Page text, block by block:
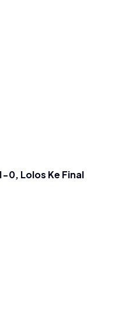
0, Lolos Ke Final